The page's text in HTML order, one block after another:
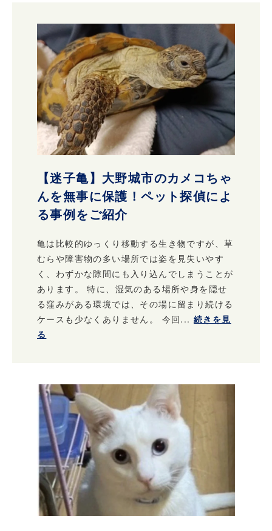
【迷子亀】大野城市のカメコちゃ
んを無事に保護！ペット探偵によ
る事例をご紹介
亀は比較的ゆっくり移動する生き物ですが、草
むらや障害物の多い場所では姿を見失いやす
く、わずかな隙間にも入り込んでしまうことが
あります。 特に、湿気のある場所や身を隠せ
る窪みがある環境では、その場に留まり続ける
ケースも少なくありません。 今回... 続きを見
る